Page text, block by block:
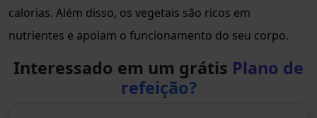
calorias. Além disso, os vegetais são ricos em
nutrientes e apoiam o funcionamento do seu corpo.
Interessado em um grátis Plano de
refeição?